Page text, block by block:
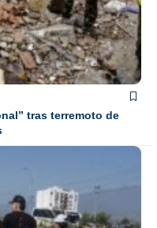
tras terremoto de